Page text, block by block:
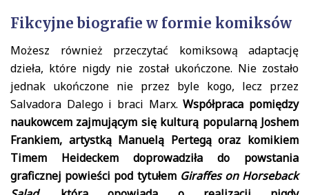
Fikcyjne biografie w formie komiksów
Możesz również przeczytać komiksową adaptację
dzieła, które nigdy nie został ukończone. Nie zostało
jednak ukończone nie przez byle kogo, lecz przez
Salvadora Dalego i braci Marx.Współpraca pomiędzy
naukowcem zajmującym się kulturą popularną Joshem
Frankiem, artystką Manuelą Pertegą oraz komikiem
Timem Heideckem doprowadziła do powstania
graficznej powieści pod tytułem Giraffes on Horseback